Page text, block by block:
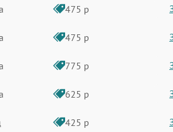
475 р
475 р
775 р
625 р
425 р